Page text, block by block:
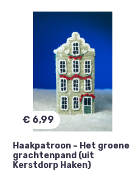
€ 6,99
Haakpatroon – Het groene
grachtenpand (uit
Kerstdorp Haken)